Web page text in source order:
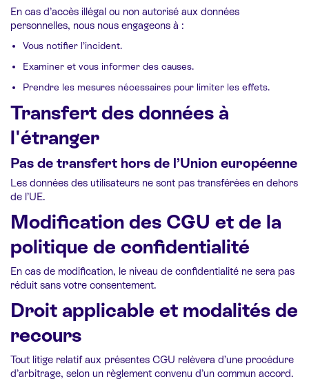
En cas d’accès illégal ou non autorisé aux données
personnelles, nous nous engageons à :
Vous notifier l’incident.
Examiner et vous informer des causes.
Prendre les mesures nécessaires pour limiter les effets.
Transfert des données à
l'étranger
Pas de transfert hors de l’Union européenne
Les données des utilisateurs ne sont pas transférées en dehors
de l’UE.
Modification des CGU et de la
politique de confidentialité
En cas de modification, le niveau de confidentialité ne sera pas
réduit sans votre consentement.
Droit applicable et modalités de
recours
Tout litige relatif aux présentes CGU relèvera d’une procédure
d’arbitrage, selon un règlement convenu d’un commun accord.